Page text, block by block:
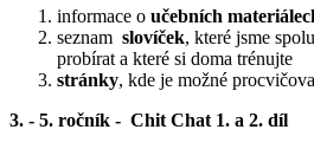
informace o učebních
seznam slovíček, které jsme
probírat a které si doma trénujte
stránky, kde je možné
3. - 5. ročník - Chit Chat 1. a 2. díl